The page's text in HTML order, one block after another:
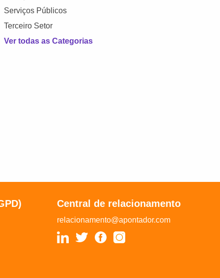
Serviços Públicos
Terceiro Setor
Ver todas as Categorias
Central de relacionamento
relacionamento@apontador.com